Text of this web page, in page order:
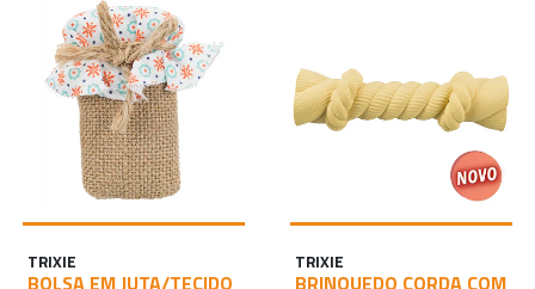
TRIXIE
BOLSA EM JUTA/TECIDO
TRIXIE
BRINQUEDO CORDA COM